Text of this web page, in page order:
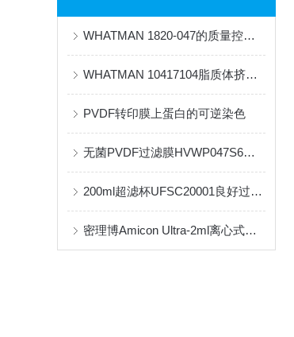
WHATMAN 1820-047的质量控制与生产工艺
WHATMAN 10417104脂质体挤出滤膜的工艺主要包括哪些步骤？
PVDF转印膜上蛋白的可逆染色
无菌PVDF过滤膜HVWP047S6的工作原理及过滤效率分析
200ml超滤杯UFSC20001良好过滤，健康共享
密理博Amicon Ultra-2ml离心式超滤管：生物分子分离的精密工具